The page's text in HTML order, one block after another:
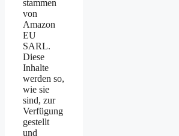
stammen
von
Amazon
EU
SARL.
Diese
Inhalte
werden so,
wie sie
sind, zur
Verfügung
gestellt
und